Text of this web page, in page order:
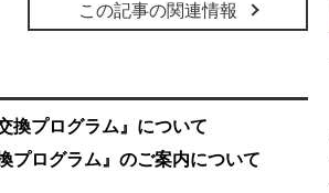
この記事の関連情報
換プログラム』について
プログラム』のご案内について